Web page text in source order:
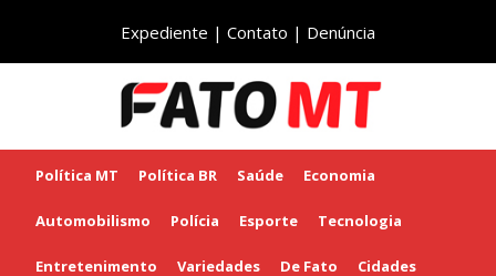
Expediente | Contato | Denúncia
Política MT Política BR Saúde Economia
Automobilismo Polícia Esporte Tecnologia
Entretenimento Variedades De Fato Cidades